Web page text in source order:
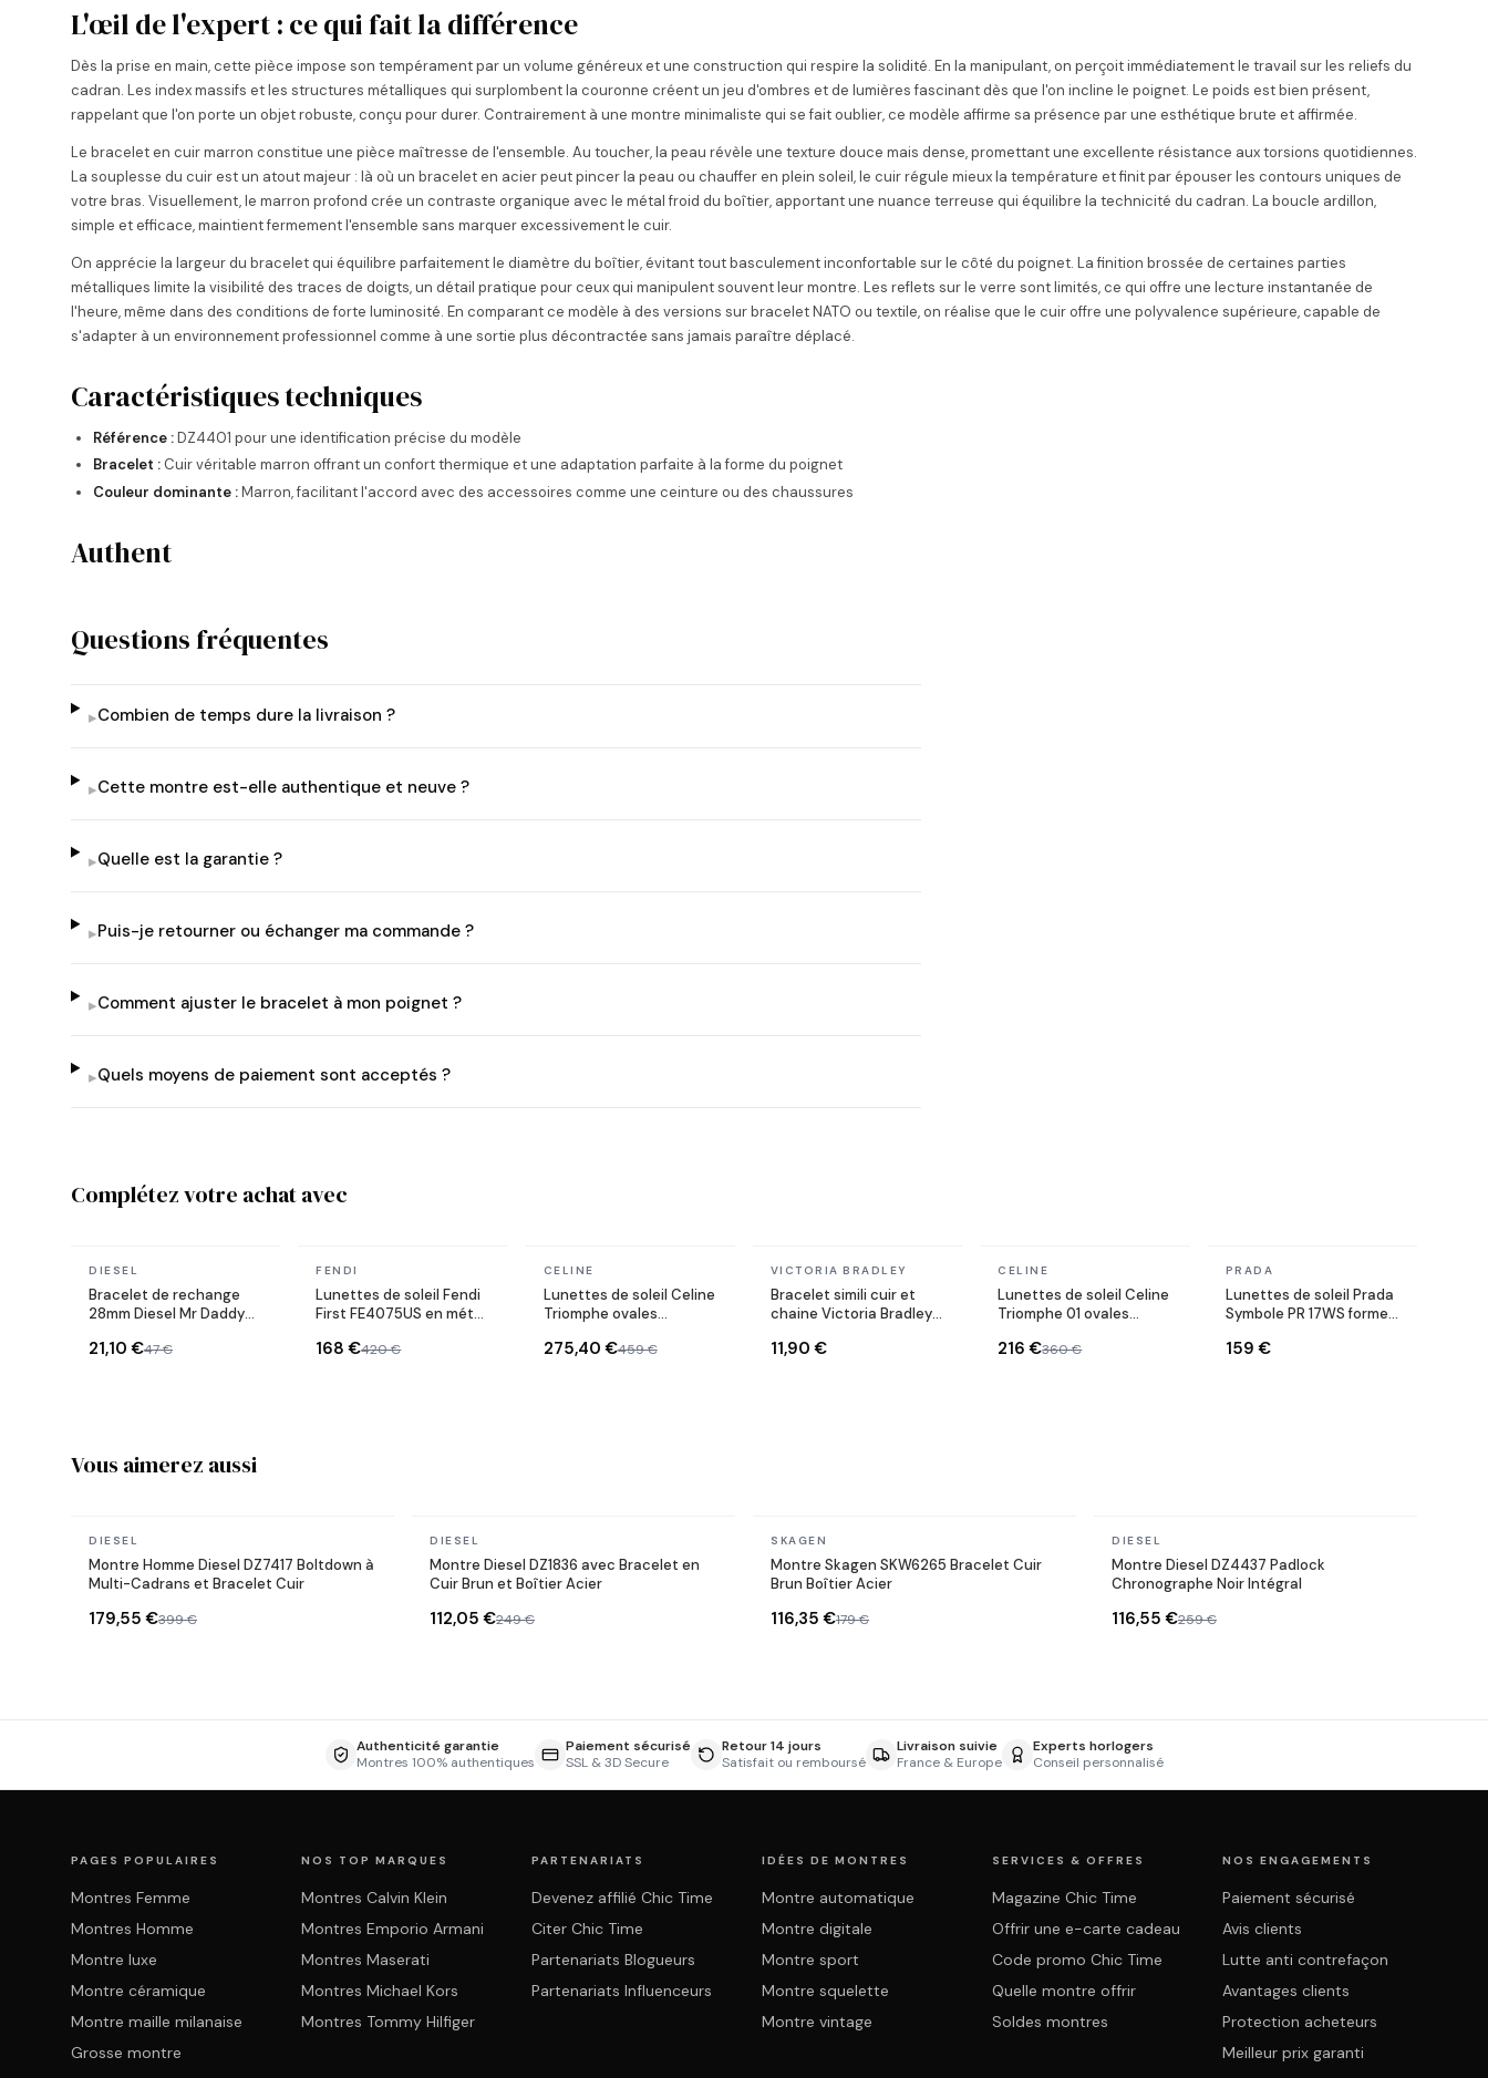
L'œil de l'expert : ce qui fait la différence
Dès la prise en main, cette pièce impose son tempérament par un volume généreux et une construction qui respire la solidité. En la manipulant, on perçoit immédiatement le travail sur les reliefs du
cadran. Les index massifs et les structures métalliques qui surplombent la couronne créent un jeu d'ombres et de lumières fascinant dès que l'on incline le poignet. Le poids est bien présent,
rappelant que l'on porte un objet robuste, conçu pour durer. Contrairement à une montre minimaliste qui se fait oublier, ce modèle affirme sa présence par une esthétique brute et affirmée.
Le bracelet en cuir marron constitue une pièce maîtresse de l'ensemble. Au toucher, la peau révèle une texture douce mais dense, promettant une excellente résistance aux torsions quotidiennes.
La souplesse du cuir est un atout majeur : là où un bracelet en acier peut pincer la peau ou chauffer en plein soleil, le cuir régule mieux la température et finit par épouser les contours uniques de
votre bras. Visuellement, le marron profond crée un contraste organique avec le métal froid du boîtier, apportant une nuance terreuse qui équilibre la technicité du cadran. La boucle ardillon,
simple et efficace, maintient fermement l'ensemble sans marquer excessivement le cuir.
On apprécie la largeur du bracelet qui équilibre parfaitement le diamètre du boîtier, évitant tout basculement inconfortable sur le côté du poignet. La finition brossée de certaines parties
métalliques limite la visibilité des traces de doigts, un détail pratique pour ceux qui manipulent souvent leur montre. Les reflets sur le verre sont limités, ce qui offre une lecture instantanée de
l'heure, même dans des conditions de forte luminosité. En comparant ce modèle à des versions sur bracelet NATO ou textile, on réalise que le cuir offre une polyvalence supérieure, capable de
s'adapter à un environnement professionnel comme à une sortie plus décontractée sans jamais paraître déplacé.
Caractéristiques techniques
Référence :DZ4401 pour une identification précise du modèle
Bracelet : Cuir véritable marron offrant un confort thermique et une adaptation parfaite à la forme du poignet
Couleur dominante :Marron, facilitant l'accord avec des accessoires comme une ceinture ou des chaussures
Authent
Questions fréquentes
▸Combien de temps dure la livraison ?
▸Cette montre est-elle authentique et neuve ?
▸Quelle est la garantie ?
▸Puis-je retourner ou échanger ma commande ?
▸Comment ajuster le bracelet à mon poignet ?
▸Quels moyens de paiement sont acceptés ?
Complétez votre achat avec
En stock
DIESEL
Bracelet de rechange
28mm Diesel Mr Daddy
noir avec boucle
21,10 €47 €
En stock
FENDI
Lunettes de soleil Fendi
First FE4075US en métal
168 €420 €
En stock
CELINE
Lunettes de soleil Celine
Triomphe ovales
métal
275,40 €459 €
En stock
VICTORIA BRADLEY
Bracelet simili cuir et
chaine Victoria Bradley
11,90 €
En stock
CELINE
Lunettes de soleil Celine
Triomphe 01 ovales
216 €360 €
En stock
PRADA
Lunettes de soleil Prada
Symbole PR 17WS forme
159 €
Vous aimerez aussi
En stock
DIESEL
Montre Homme Diesel DZ7417 Boltdown à
Multi-Cadrans et Bracelet Cuir
179,55 €399 €
En stock
DIESEL
Montre Diesel DZ1836 avec Bracelet en
Cuir Brun et Boîtier Acier
112,05 €249 €
En stock
SKAGEN
Montre Skagen SKW6265 Bracelet Cuir
Brun Boîtier Acier
116,35 €179 €
En stock
DIESEL
Montre Diesel DZ4437 Padlock
Chronographe Noir Intégral
116,55 €259 €
Authenticité garantie
Montres 100% authentiques
Paiement sécurisé
SSL & 3D Secure
Retour 14 jours
Satisfait ou remboursé
Livraison suivie
France & Europe
Experts horlogers
Conseil personnalisé
PAGES POPULAIRES
Montres Femme
Montres Homme
Montre luxe
Montre céramique
Montre maille milanaise
Grosse montre
NOS TOP MARQUES
Montres Calvin Klein
Montres Emporio Armani
Montres Maserati
Montres Michael Kors
Montres Tommy Hilfiger
PARTENARIATS
Devenez affilié Chic Time
Citer Chic Time
Partenariats Blogueurs
Partenariats Influenceurs
IDÉES DE MONTRES
Montre automatique
Montre digitale
Montre sport
Montre squelette
Montre vintage
SERVICES & OFFRES
Magazine Chic Time
Offrir une e-carte cadeau
Code promo Chic Time
Quelle montre offrir
Soldes montres
NOS ENGAGEMENTS
Paiement sécurisé
Avis clients
Lutte anti contrefaçon
Avantages clients
Protection acheteurs
Meilleur prix garanti